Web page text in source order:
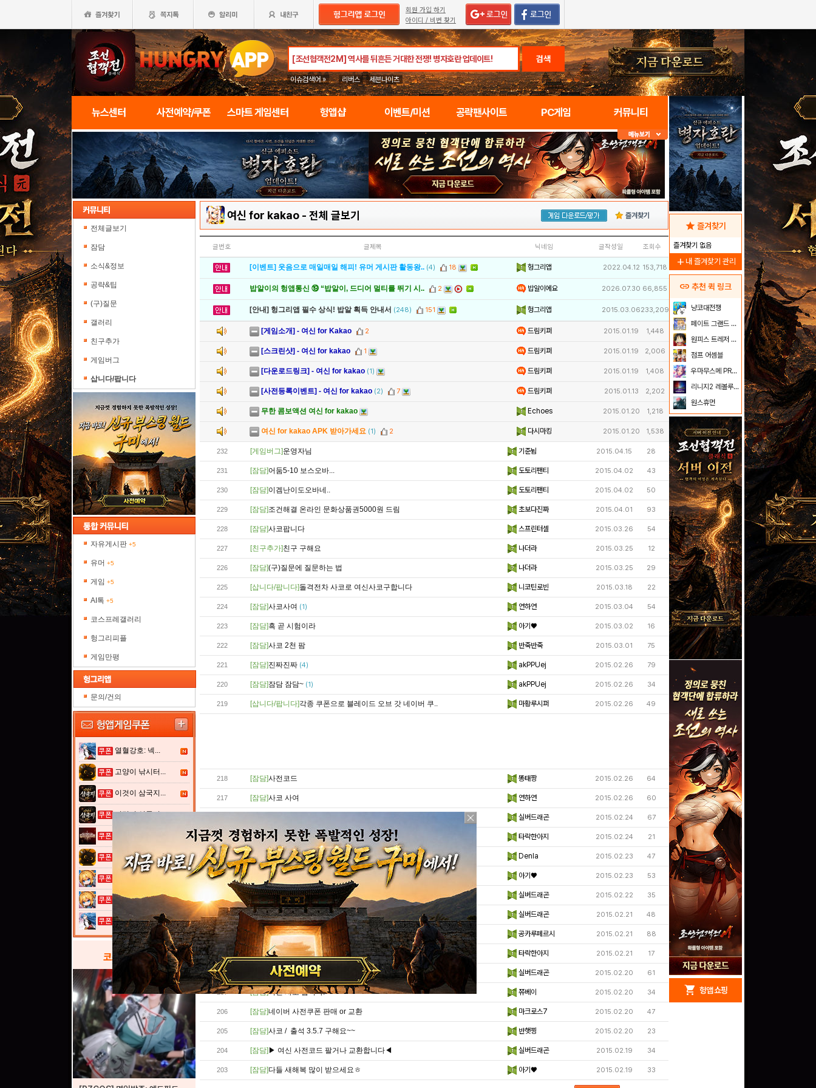
회원 가입 하기
아이디 / 비번 찾기
검색
이슈검색어 » 리버스 세븐나이츠
뉴스센터 사전예약/쿠폰 스마트 게임센터 헝앱샵 이벤트/미션 공략팬사이트 PC게임 커뮤니티
전체글보기
잠담
소식&정보
공략&팁
(구)질문
갤러리
친구추가
게임버그
삽니다/팝니다
자유게시판 +5
유머 +5
게임 +5
AI톡 +5
코스프레갤러리
헝그리피플
게임만평
문의/건의
열혈강호: 넥...
고양이 낚시터...
이것이 삼국지...
이것이 삼국지...
고양이 낚시터...
여전사 키우기...
여전사 키우기...
열혈강호: 넥...
코스프레 갤러리
여신 for kakao - 전체 글보기 즐겨찾기
글번호 글제목 닉네임 글작성일 조회수
[이벤트] 웃음으로 매일매일 해피! 유머 게시판 활동왕.. (4) 18 헝그리앱 2022.04.12 153,718
밥알이의 헝앱통신 ⑲ “밥알이, 드디어 멀티를 뛰기 시.. 2 밥알이에요 2026.07.30 66,855
[안내] 헝그리앱 필수 상식! 밥알 획득 안내서 (248) 151 헝그리앱 2015.03.06233,209
[게임소개] - 여신 for Kakao 2 드림키퍼 2015.01.19 1,448
[스크린샷] - 여신 for kakao 1 드림키퍼 2015.01.19 2,006
[다운로드링크] - 여신 for kakao (1) 드림키퍼 2015.01.19 1,408
[사전등록이벤트] - 여신 for kakao (2) 7 드림키퍼 2015.01.13 2,202
무한 콤보액션 여신 for kakao Echoes 2015.01.20 1,218
여신 for kakao APK 받아가세요 (1) 2 다시마킹 2015.01.20 1,538
232 [게임버그]운영자님 기준뉨 2015.04.15 28
231 [잠담]어둠5-10 보스오바... 도토리팬티 2015.04.02 43
230 [잠담]이겜난이도오바네.. 도토리팬티 2015.04.02 50
229 [잠담]조건해결 온라인 문화상품권5000원 드림 초보다진짜 2015.04.01 93
228 [잠담]사코팝니다 스프린터셀 2015.03.26 54
227 [친구추가]친구 구해요 나더라 2015.03.25 12
226 [잠담](구)질문에 질문하는 법 나더라 2015.03.25 29
225 [삽니다/팝니다]돌격전차 사코로 여신사코구합니다 니코틴로빈 2015.03.18 22
224 [잠담]사코사여 (1) 연하연 2015.03.04 54
223 [잠담]흑 곧 시험이라 아기♥ 2015.03.02 16
222 [잠담]사코 2천 팜 반죽반죽 2015.03.01 75
221 [잠담]진짜진짜 (4) akPPUej 2015.02.26 79
220 [잠담]잠담 잠담~ (1) akPPUej 2015.02.26 34
219 [삽니다/팝니다]각종 쿠폰으로 블레이드 오브 갓 네이버 쿠.. 마황루시퍼 2015.02.26 49
218 [잠담]사전코드 똥태짱 2015.02.26 64
217 [잠담]사코 사여 연하연 2015.02.26 60
실버드래곤 2015.02.24 67
215 [잠담]♥여신 코드로 다른게임 사코 교환~ 타락한아지 2015.02.24 21
214 [잠담]사코천원 Denla 2015.02.23 47
213 [잠담]여기도(1) 아기♥ 2015.02.23 53
[잠담]▶여신 사전코드 팔거나 교환합니다◀ 실버드래곤 2015.02.22 35
211 [잠담]▶여신 for kakao 사전코드 팔거나 교환합니다.. 실버드래곤 2015.02.21 48
210 [잠담]여신 사코 2종류 팝니다 공카루페르시 2015.02.21 88
209 [잠담]여신 사전코드로 다른게임 사전코드 교환해요~ 타락한아지 2015.02.21 17
208 [잠담]▶여신 for kakao 사전코드 팔거나 교환합니.. 실버드래곤 2015.02.20 61
207 [잠담]여신 사코 삽니다. 쮸베이 2015.02.20 34
206 [잠담]네이버 사전쿠폰 판매 or 교환 마크로스7 2015.02.20 47
205 [잠담]사코 / 출석 3.5.7 구해요~~ 반햇찡 2015.02.20 23
204 [잠담] ▶ 여신 사전코드 팔거나 교환합니다◀ 실버드래곤 2015.02.19 34
203 [잠담]다들 새해복 많이 받으세요ㅎ 아기♥ 2015.02.19 33
star 즐겨찾기
즐겨찾기 없음
add 내 즐겨찾기 관리
link 추천 퀵 링크
냥코대전쟁
페이트 그랜드 오더
원피스 트레저 크루즈
점프 어셈블
우마무스메 PRETTY DERBY
리니지2 레볼루션
원스휴먼
redeem 헝앱 경품
구글 플레이 기프트카드
15,000원 (추첨)
100
shopping_cart 헝앱 쇼핑